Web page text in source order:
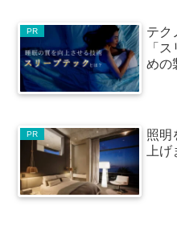
PR
テク
「
めの
PR
照明
上